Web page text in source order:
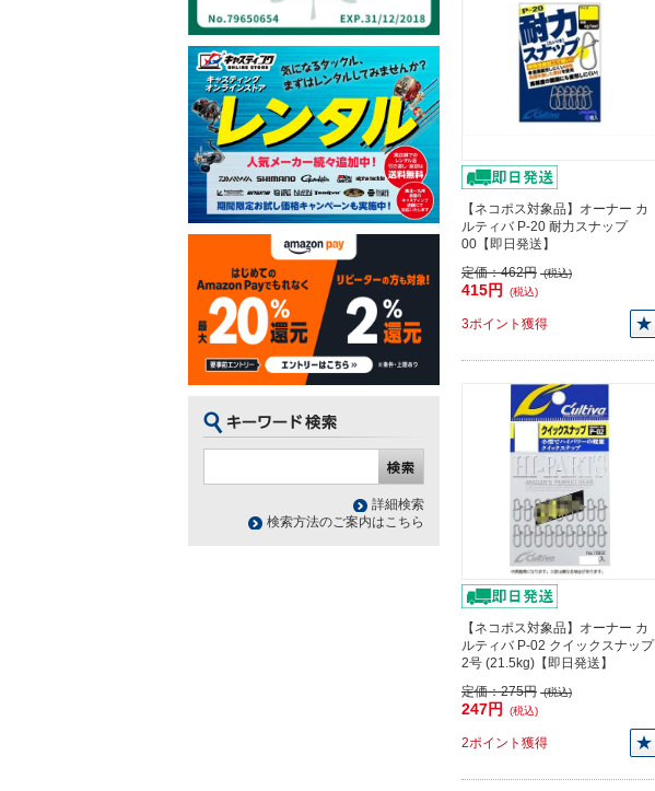
【ネコポス対象品】オーナー カ
ルティバ P-20 耐力スナップ
00【即日発送】
定価：462円 (税込)
415円 (税込)
3ポイント獲得
【ネコポス対象品】オーナー カ
ルティバ P-02 クイックスナップ
2号 (21.5kg)【即日発送】
定価：275円 (税込)
247円 (税込)
2ポイント獲得
詳細検索
検索方法のご案内はこちら